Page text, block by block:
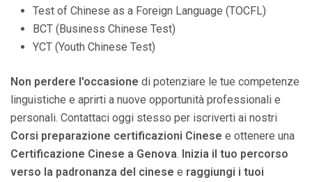
Test of Chinese as a Foreign Language (TOCFL)
BCT (Business Chinese Test)
YCT (Youth Chinese Test)
Non perdere l'occasione di potenziare le tue competenze
linguistiche e aprirti a nuove opportunità professionali e
personali. Contattaci oggi stesso per iscriverti ai nostri
Corsi preparazione certificazioni Cinese e ottenere una
Certificazione Cinese a Genova. Inizia il tuo percorso
verso la padronanza del cinese e raggiungi i tuoi